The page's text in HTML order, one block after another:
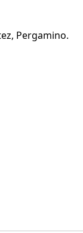
Pergamino.